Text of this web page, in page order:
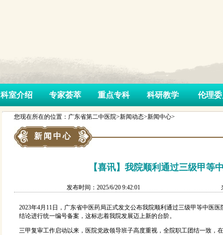
科室介绍 专家荟萃 重点专科 科研教学 伦理
您现在所在的位置：广东省第二中医院>新闻动态>新闻中心>
新闻中心
【喜讯】我院顺利通过三级甲等
发布时间：2025/6/20 9:42:01
2023年4月11日，广东省中医药局正式发文公布我院顺利通过三级甲等中医
结论进行统一编号备案，这标志着我院发展迈上新的台阶。
三甲复审工作启动以来，医院党政领导班子高度重视，全院职工团结一致，